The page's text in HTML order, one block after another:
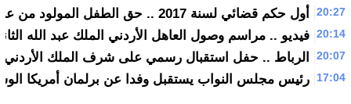
20:27 أول حكم قضائي لسنة 2017 .. حق الطفل المولود من علاقة خارج إطار الزواج للأب
20:14 فيديو .. مراسم وصول العاهل الأردني الملك عبد الله
20:07 الرباط .. حفل استقبال رسمي على شرف الملك الأردني
17:04 رئيس مجلس النواب يستقبل وفدا عن برلمان أمريكا